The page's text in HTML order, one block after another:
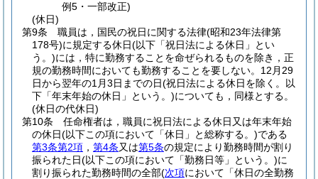
例5・一部改正)
(休日)
第9条
職員は，国民の祝日に関する法律(昭和23年法律第
178号)に規定する休日(以下「祝日法による休日」とい
う。)には，特に勤務することを命ぜられるものを除き，正
規の勤務時間においても勤務することを要しない。 12月29
日から翌年の1月3日までの日(祝日法による休日を除く。以
下「年末年始の休日」という。)についても，同様とする。
(休日の代休日)
第10条
任命権者は，職員に祝日法による休日又は年末年始
の休日(以下この項において「休日」と総称する。)である
第3条第2項 ， 第4条又は第5条の規定により勤務時間が割り
振られた日(以下この項において「勤務日等」という。)に
割り振られた勤務時間の全部(次項において「休日の全勤務